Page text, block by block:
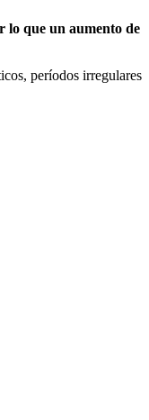
lo que un aumento de
períodos irregulares